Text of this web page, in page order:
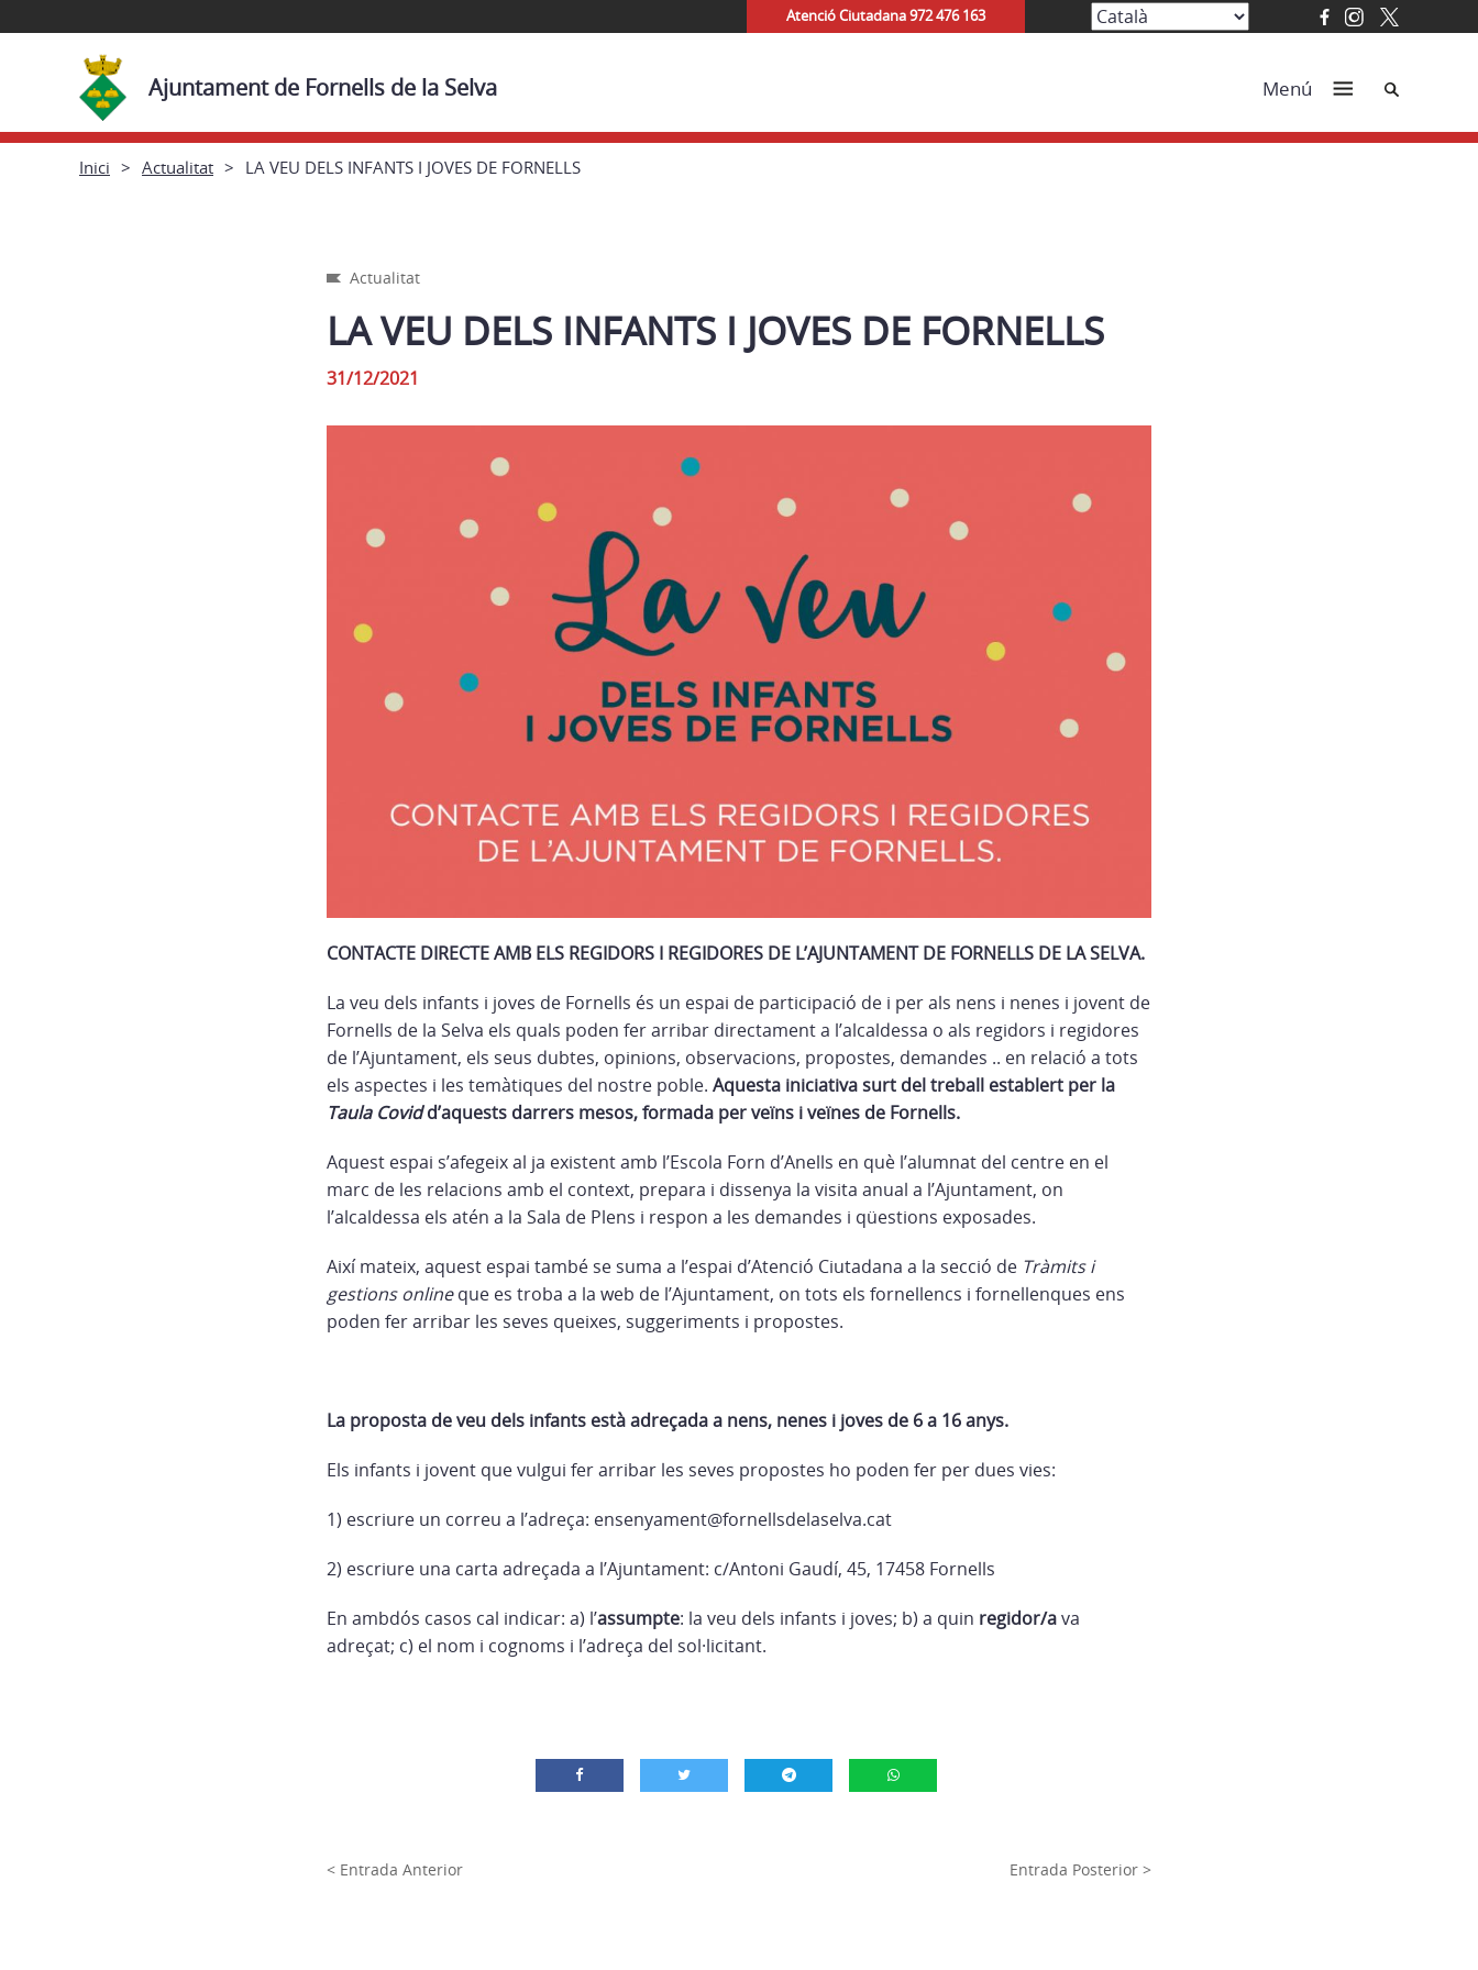
Atenció Ciutadana 972 476 163
Ajuntament de Fornells de la Selva Menú Cerca
Inici Actualitat LA VEU DELS INFANTS I JOVES DE FORNELLS
Actualitat
LA VEU DELS INFANTS I JOVES DE FORNELLS
31/12/2021
CONTACTE DIRECTE AMB ELS REGIDORS I REGIDORES DE L’AJUNTAMENT DE FORNELLS DE LA SELVA.
La veu dels infants i joves de Fornells és un espai de participació de i per als nens i nenes i jovent de
Fornells de la Selva els quals poden fer arribar directament a l’alcaldessa o als regidors i regidores
de l’Ajuntament, els seus dubtes, opinions, observacions, propostes, demandes .. en relació a tots
els aspectes i les temàtiques del nostre poble. Aquesta iniciativa surt del treball establert per la
Taula Covidd’aquests darrers mesos, formada per veïns i veïnes de Fornells.
Aquest espai s’afegeix al ja existent amb l’Escola Forn d’Anells en què l’alumnat del centre en el
marc de les relacions amb el context, prepara i dissenya la visita anual a l’Ajuntament, on
l’alcaldessa els atén a la Sala de Plens i respon a les demandes i qüestions exposades.
Així mateix, aquest espai també se suma a l’espai d’Atenció Ciutadana a la secció de Tràmits i
gestions onlineque es troba a la web de l’Ajuntament, on tots els fornellencs i fornellenques ens
poden fer arribar les seves queixes, suggeriments i propostes.
La proposta de veu dels infants està adreçada a nens, nenes i joves de 6 a 16 anys.
Els infants i jovent que vulgui fer arribar les seves propostes ho poden fer per dues vies:
1) escriure un correu a l’adreça: ensenyament@fornellsdelaselva.cat
2) escriure una carta adreçada a l’Ajuntament: c/Antoni Gaudí, 45, 17458 Fornells
En ambdós casos cal indicar: a) l’assumpte: la veu dels infants i joves; b) a quin regidor/ava
adreçat; c) el nom i cognoms i l’adreça del sol·licitant.
< Entrada Anterior Entrada Posterior >